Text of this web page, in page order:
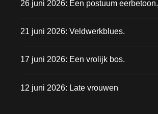
26 juni 2026: Een postuum eerbetoon.
21 juni 2026: Veldwerkblues.
17 juni 2026: Een vrolijk bos.
12 juni 2026: Late vrouwen